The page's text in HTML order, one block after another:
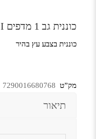
כוננית גב 1 מדפים I דגם LE CHENE
כוננית בצבע עץ בהיר
מק”ט 7290016680768
תיאור